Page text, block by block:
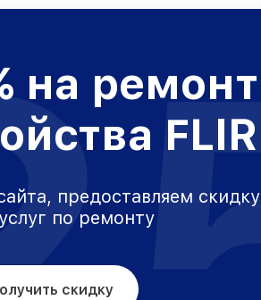
на ремонт
FLIR
предоставляем скидку
по ремонту
скидку